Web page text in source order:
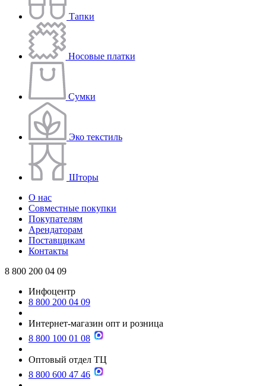
Тапки
Носовые платки
Сумки
Эко текстиль
Шторы
О нас
Совместные покупки
Покупателям
Арендаторам
Поставщикам
Контакты
8 800 200 04 09
Инфоцентр
8 800 200 04 09
Интернет-магазин опт и розница
8 800 100 01 08
Оптовый отдел ТЦ
8 800 600 47 46